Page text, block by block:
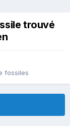
trouvé
fossiles